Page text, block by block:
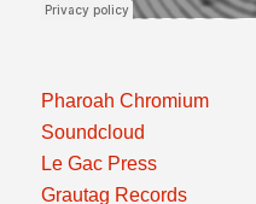
Pharoah ­Chromium
Soundcloud
Le Gac Press
Grautag Records